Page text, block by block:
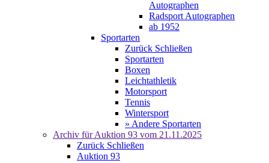
Autographen
Radsport Autographen
ab 1952
Sportarten
Zurück Schließen
Sportarten
Boxen
Leichtathletik
Motorsport
Tennis
Wintersport
» Andere Sportarten
Archiv für Auktion 93 vom 21.11.2025
Zurück Schließen
Auktion 93